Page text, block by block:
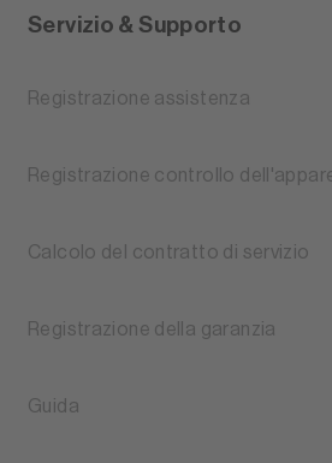
Servizio & Supporto
Registrazione assistenza
Registrazione controllo
Calcolo del contratto di servizio
Registrazione della garanzia
Guida